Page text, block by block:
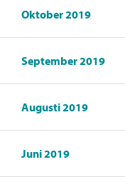
Oktober 2019
September 2019
Augusti 2019
Juni 2019